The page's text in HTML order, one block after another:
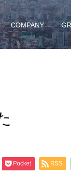
COMPANY
Pocket RSS